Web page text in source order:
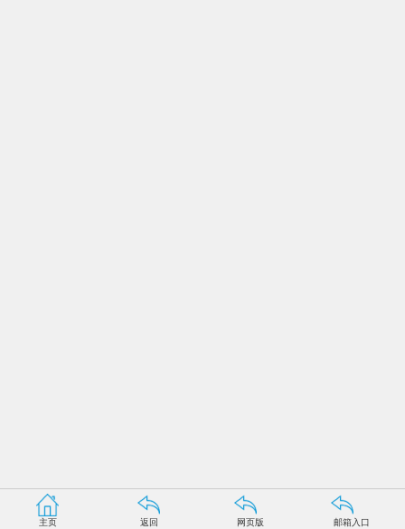
主页 返回 网页版 邮箱入口